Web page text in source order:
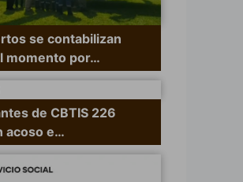
se contabilizan
momento por…
de CBTIS 226
acoso e…